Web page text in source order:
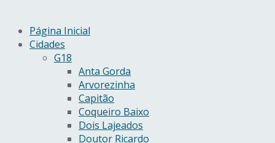
Página Inicial
Cidades
G18
Anta Gorda
Arvorezinha
Capitão
Coqueiro Baixo
Dois Lajeados
Doutor Ricardo